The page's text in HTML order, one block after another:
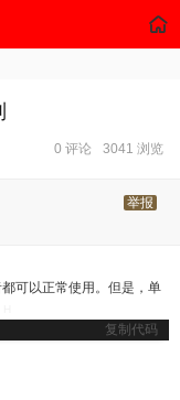
3041 浏览
0 评论
举报
可以正常使用。但是，单
复制代码